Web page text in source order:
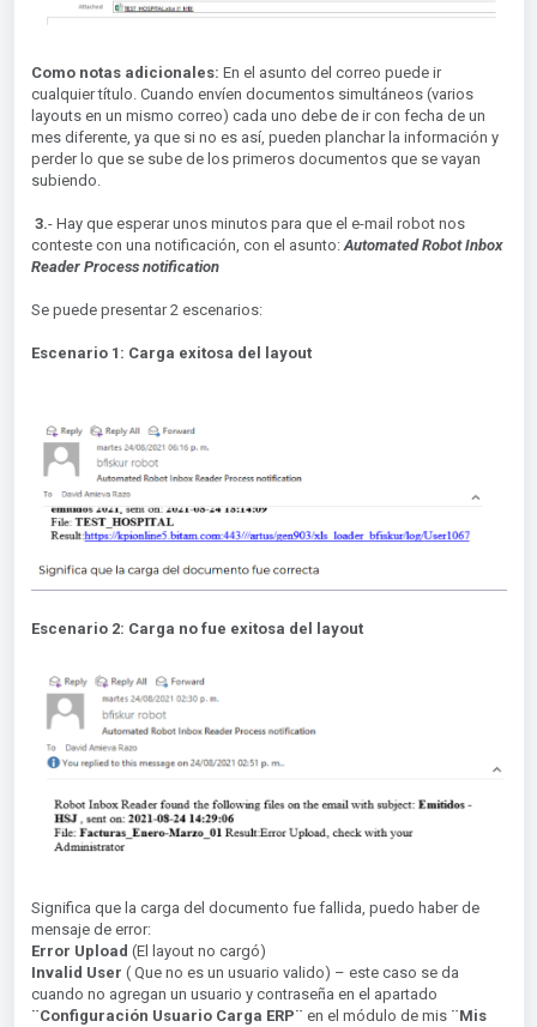
Como notas adicionales: En el asunto del correo puede ir
cualquier título. Cuando envíen documentos simultáneos (varios
layouts en un mismo correo) cada uno debe de ir con fecha de un
mes diferente, ya que si no es así, pueden planchar la información y
perder lo que se sube de los primeros documentos que se vayan
subiendo.
3.- Hay que esperar unos minutos para que el e-mail robot nos
conteste con una notificación, con el asunto: Automated Robot Inbox
Reader Process notification
Se puede presentar 2 escenarios:
Escenario 1: Carga exitosa del layout
Escenario 2: Carga no fue exitosa del layout
Significa que la carga del documento fue fallida, puedo haber de
mensaje de error:
Error Upload (El layout no cargó)
Invalid User ( Que no es un usuario valido) – este caso se da
cuando no agregan un usuario y contraseña en el apartado
¨Configuración Usuario Carga ERP¨ en el módulo de mis ¨Mis